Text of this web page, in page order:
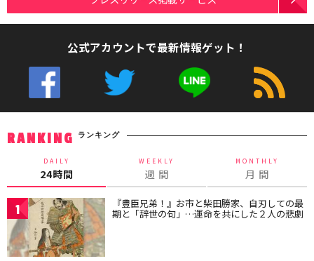
公式アカウントで最新情報ゲット！
RANKING ランキング
DAILY
24時間
WEEKLY
週 間
MONTHLY
月 間
1 『豊臣兄弟！』お市と柴田勝家、自刃しての最
期と「辞世の句」…運命を共にした２人の悲劇